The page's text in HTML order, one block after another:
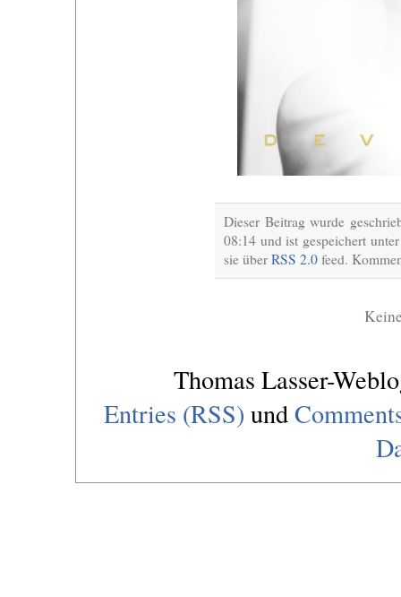
Dieser Beitrag wurde
08:14 und ist gespeichert
sie über RSS 2.0 feed.
Thomas Lasser-
Entries (RSS) und